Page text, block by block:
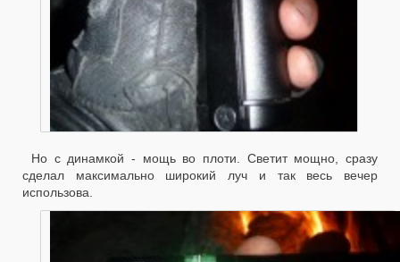
Но с динамкой - мощь во плоти. Светит мощно, сразу
сделал максимально широкий луч и так весь вечер
использова.